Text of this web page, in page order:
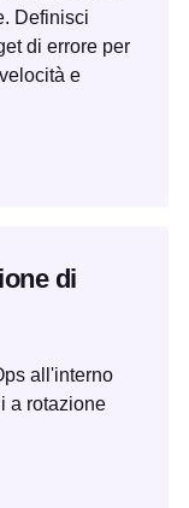
Definisci
di errore per
e
di
all'interno
a rotazione